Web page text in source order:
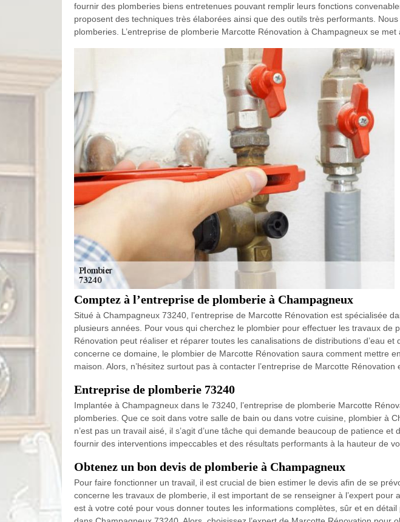
fournir des plomberies biens entretenues pouvant remplir leurs fonctions
proposent des techniques très élaborées ainsi que des outils très performants.
plomberies. L’entreprise de plomberie Marcotte Rénovation à Champagneux se
Comptez à l’entreprise de plomberie à Champagneux
Situé à Champagneux 73240, l’entreprise de Marcotte Rénovation est spécialisée
plusieurs années. Pour vous qui cherchez le plombier pour effectuer les travaux de
Rénovation peut réaliser et réparer toutes les canalisations de distributions d’eau
concerne ce domaine, le plombier de Marcotte Rénovation saura comment mettre
maison. Alors, n’hésitez surtout pas à contacter l’entreprise de Marcotte
Entreprise de plomberie 73240
Implantée à Champagneux dans le 73240, l’entreprise de plomberie Marcotte
plomberies. Que ce soit dans votre salle de bain ou dans votre cuisine, plombier à
n’est pas un travail aisé, il s’agit d’une tâche qui demande beaucoup de patience
fournir des interventions impeccables et des résultats performants à la hauteur de
Obtenez un bon devis de plomberie à Champagneux
Pour faire fonctionner un travail, il est crucial de bien estimer le devis afin de se
concerne les travaux de plomberie, il est important de se renseigner à l’expert
est à votre coté pour vous donner toutes les informations complètes, sûr et en